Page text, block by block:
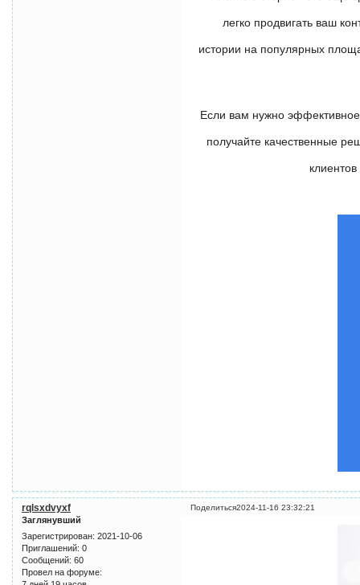
легко продвигать ваш
истории на популярных
Если вам нужно
получайте качественные
Поделиться2024-11-16 23:32:21
rqlsxdvyxf
Заглянувший
Зарегистрирован: 2021-10-06
Приглашений: 0
Сообщений: 60
Провел на форуме: